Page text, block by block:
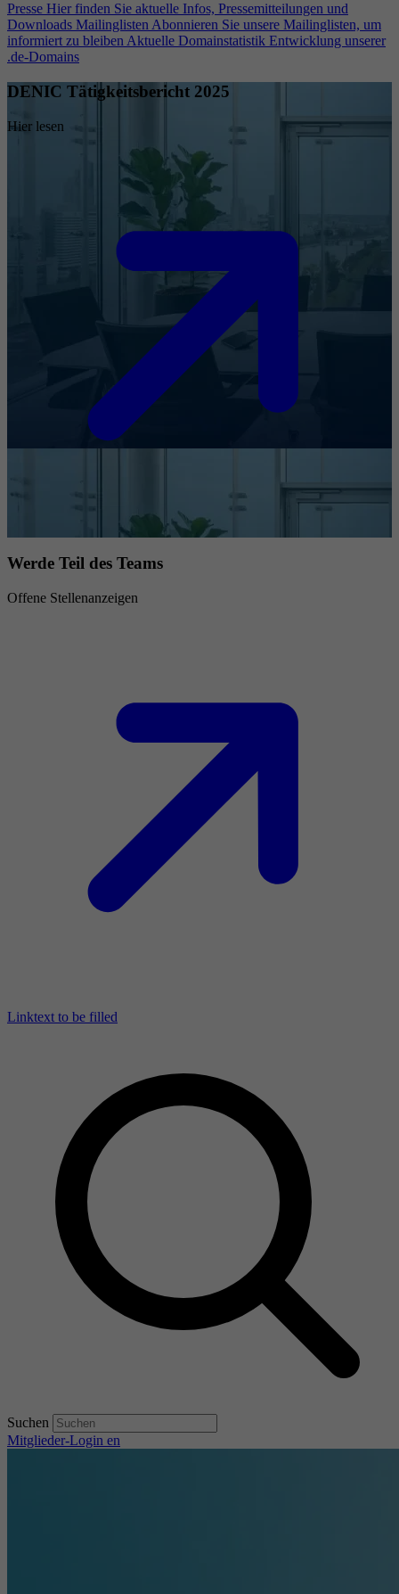
Presse Hier finden Sie aktuelle Infos, Pressemitteilungen und
Downloads Mailinglisten Abonnieren Sie unsere Mailinglisten, um
informiert zu bleiben Aktuelle Domainstatistik Entwicklung unserer
.de-Domains
DENIC Tätigkeitsbericht 2025
Hier lesen
Werde Teil des Teams
Offene Stellenanzeigen
Linktext to be filled
Suchen
Mitglieder-Login en